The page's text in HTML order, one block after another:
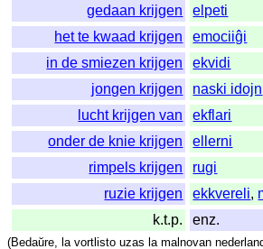
gedaan krijgen
elpeti
het te kwaad krijgen
emociiĝi
in de smiezen krijgen
ekvidi
jongen krijgen
naski idojn
lucht krijgen van
ekflari
onder de knie krijgen
ellerni
rimpels krijgen
rugi
ruzie krijgen
ekkvereli,
k.t.p.
enz.
(Bedaŭre, la vortlisto uzas la malnovan